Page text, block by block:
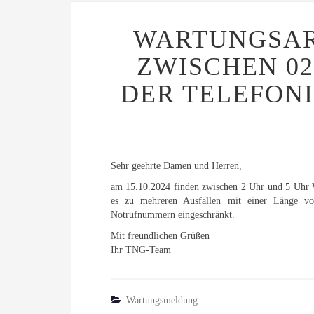
ZWISCHEN
DER
Sehr geehrte Damen und Herren,
am 15.10.2024 finden zwischen 2 Uhr und 5
es zu mehreren Ausfällen mit einer Länge
Notrufnummern eingeschränkt.
Mit freundlichen Grüßen
Ihr TNG-Team
Wartungsmeldung